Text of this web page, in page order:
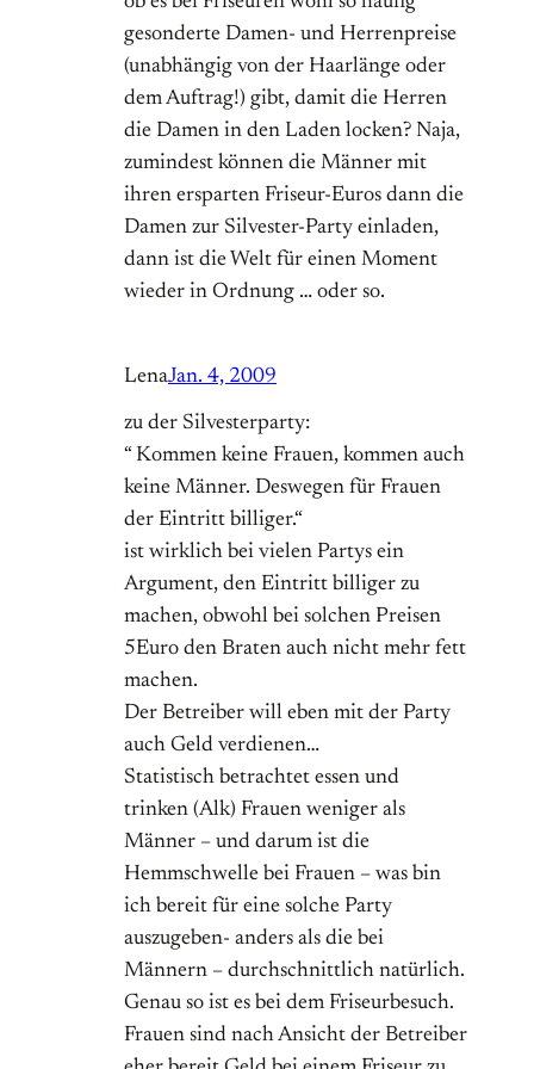
gesonderte Damen- und Herrenpreise
(unabhängig von der Haarlänge oder
dem Auftrag!) gibt, damit die Herren
die Damen in den Laden locken? Naja,
zumindest können die Männer mit
ihren ersparten Friseur-Euros dann die
Damen zur Silvester-Party einladen,
dann ist die Welt für einen Moment
wieder in Ordnung … oder so.
LenaJan. 4, 2009
zu der Silvesterparty:
“ Kommen keine Frauen, kommen auch
keine Männer. Deswegen für Frauen
der Eintritt billiger.“
ist wirklich bei vielen Partys ein
Argument, den Eintritt billiger zu
machen, obwohl bei solchen Preisen
5Euro den Braten auch nicht mehr fett
machen.
Der Betreiber will eben mit der Party
auch Geld verdienen…
Statistisch betrachtet essen und
trinken (Alk) Frauen weniger als
Männer – und darum ist die
Hemmschwelle bei Frauen – was bin
ich bereit für eine solche Party
auszugeben- anders als die bei
Männern – durchschnittlich natürlich.
Genau so ist es bei dem Friseurbesuch.
Frauen sind nach Ansicht der Betreiber